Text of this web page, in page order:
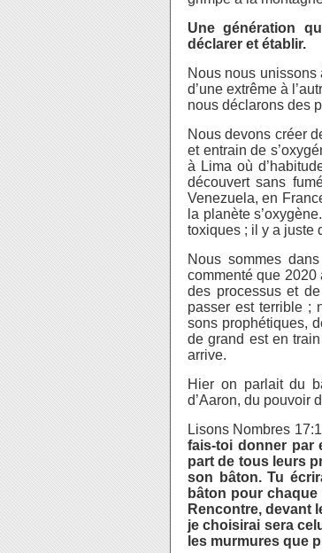
Une génération
déclarer et établir.
Nous nous unissons
d’une extrême à
nous déclarons des
Nous devons créer
et entrain de
à Lima où
découvert sans
Venezuela, en
la planète
toxiques ; il y a juste
Nous sommes
commenté que 2020
des processus et
passer est terrible ;
sons prophétiques,
de grand est en
arrive.
Hier on parlait du
d’Aaron, du pouvoir
Lisons Nombres
fais-toi donner par
part de tous leurs
son bâton. Tu
bâton pour
Rencontre, devant
je choisirai sera
les murmures que